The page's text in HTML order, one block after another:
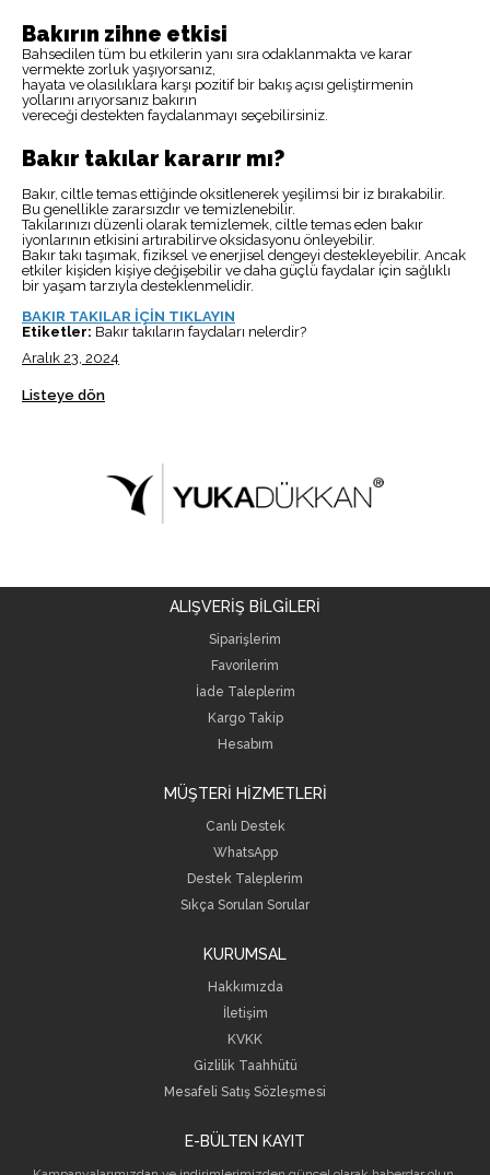
Bakırın zihne etkisi
Bahsedilen tüm bu etkilerin yanı sıra odaklanmakta ve karar
vermekte zorluk yaşıyorsanız,
hayata ve olasılıklara karşı pozitif bir bakış açısı geliştirmenin
yollarını arıyorsanız bakırın
vereceği destekten faydalanmayı seçebilirsiniz.
Bakır takılar kararır mı?
Bakır, ciltle temas ettiğinde oksitlenerek yeşilimsi bir iz bırakabilir.
Bu genellikle zararsızdır ve temizlenebilir.
Takılarınızı düzenli olarak temizlemek, ciltle temas eden bakır
iyonlarının etkisini artırabilirve oksidasyonu önleyebilir.
Bakır takı taşımak, fiziksel ve enerjisel dengeyi destekleyebilir. Ancak
etkiler kişiden kişiye değişebilir ve daha güçlü faydalar için sağlıklı
bir yaşam tarzıyla desteklenmelidir.
BAKIR TAKILAR İÇİN TIKLAYIN
Etiketler: Bakır takıların faydaları nelerdir?
Aralık 23, 2024
Listeye dön
ALIŞVERİŞ BİLGİLERİ
Siparişlerim
Favorilerim
İade Taleplerim
Kargo Takip
Hesabım
MÜŞTERİ HİZMETLERİ
Canlı Destek
WhatsApp
Destek Taleplerim
Sıkça Sorulan Sorular
KURUMSAL
Hakkımızda
İletişim
KVKK
Gizlilik Taahhütü
Mesafeli Satış Sözleşmesi
E-BÜLTEN KAYIT